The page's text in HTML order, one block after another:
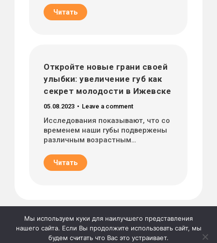
Читать
Откройте новые грани своей
улыбки: увеличение губ как
секрет молодости в Ижевске
05.08.2023 Leave a comment
Исследования показывают, что со
временем наши губы подвержены
различным возрастным…
Читать
Мы используем куки для наилучшего представления
нашего сайта. Если Вы продолжите использовать сайт, мы
будем считать что Вас это устраивает.